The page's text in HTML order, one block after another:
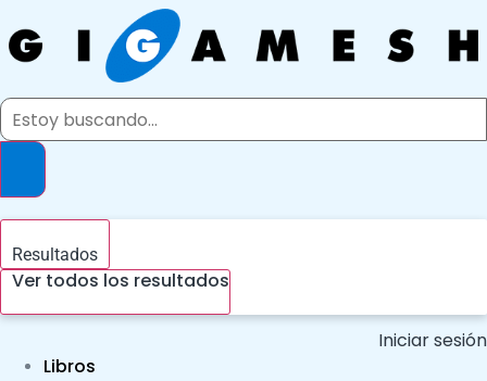
al
contenido
Search
Resultados
Ver todos los resultados
Iniciar sesión
Libros